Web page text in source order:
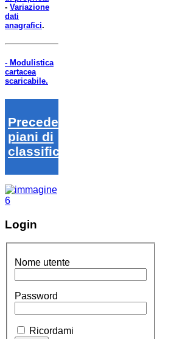
- Variazione
dati
anagrafici.
- Modulistica
cartacea
scaricabile.
Precedenti
piani di
classifica
Login
Nome utente
Password
Ricordami